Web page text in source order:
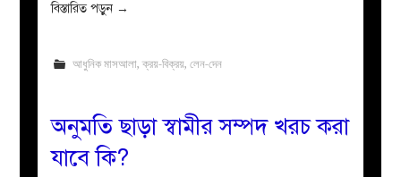
বিস্তারিত পড়ুন →
আধুনিক মাসআলা, ক্রয়-বিক্রয়, লেন-দেন
অনুমতি ছাড়া স্বামীর সম্পদ খরচ করা
যাবে কি?